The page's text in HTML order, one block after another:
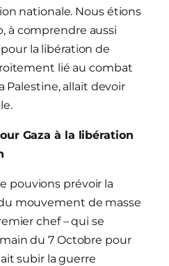
nationale. Nous étions
à comprendre aussi
la libération de
lié au combat
Palestine, allait devoir
Gaza à la libération
pouvions prévoir la
mouvement de masse
chef – qui se
du 7 Octobre pour
subir la guerre